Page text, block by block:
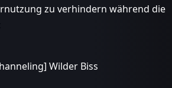
zu verhindern während die
Wilder Biss